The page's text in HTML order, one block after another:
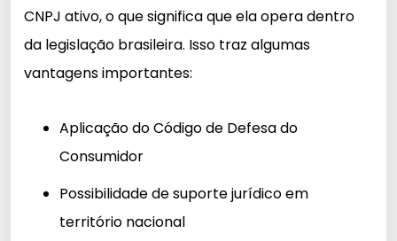
CNPJ ativo, o que significa que ela opera dentro
da legislação brasileira. Isso traz algumas
vantagens importantes:
Aplicação do Código de Defesa do
Consumidor
Possibilidade de suporte jurídico em
território nacional